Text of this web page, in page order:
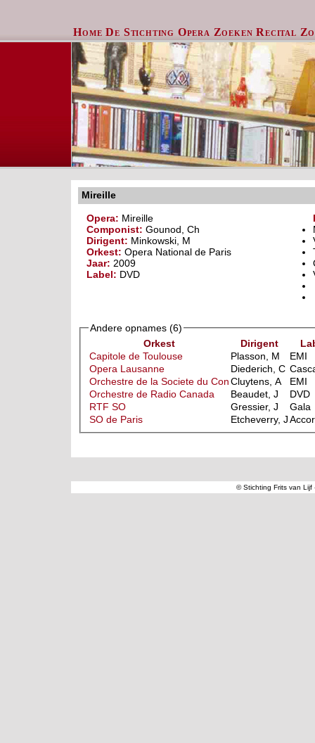
Home De Stichting Opera Zoeken Recital
Mireille
Opera: Mireille
Componist: Gounod, Ch
Dirigent: Minkowski, M
Orkest: Opera National de Paris
Jaar: 2009
Label: DVD
Andere opnames (6)
Orkest
Dirigent
Capitole de Toulouse
Plasson, M
EMI
Opera Lausanne
Diederich, C
Orchestre de la Societe du ConCluytens, A
EMI
Orchestre de Radio Canada
Beaudet, J
DVD
RTF SO
Gressier, J
Gala
SO de Paris
Etcheverry, J
© Stichting Frits van Lijf